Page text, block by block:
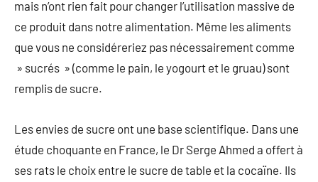
mais n’ont rien fait pour changer l’utilisation massive de
ce produit dans notre alimentation. Même les aliments
que vous ne considéreriez pas nécessairement comme
» sucrés » (comme le pain, le yogourt et le gruau) sont
remplis de sucre.
Les envies de sucre ont une base scientifique. Dans une
étude choquante en France, le Dr Serge Ahmed a offert à
ses rats le choix entre le sucre de table et la cocaïne. Ils